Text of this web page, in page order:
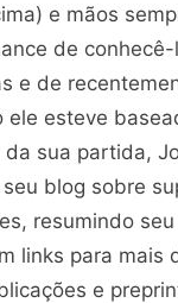
e mãos
de
e de
ele esteve
da sua partida,
seu blog sobre
resumindo
links para mais
e